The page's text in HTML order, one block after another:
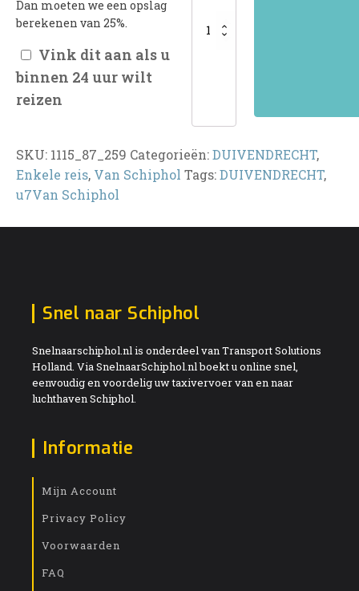
Dan moeten we een opslag
berekenen van 25%.
Vink dit aan als u
binnen 24 uur wilt
reizen
SKU: 1115_87_259 Categorieën:DUIVENDRECHT,
Enkele reis, Van Schiphol Tags:DUIVENDRECHT,
u7Van Schiphol
Snel naar Schiphol
Snelnaarschiphol.nl is onderdeel van Transport Solutions
Holland. Via SnelnaarSchiphol.nl boekt u online snel,
eenvoudig en voordelig uw taxivervoer van en naar
luchthaven Schiphol.
Informatie
Mijn Account
Privacy Policy
Voorwaarden
FAQ